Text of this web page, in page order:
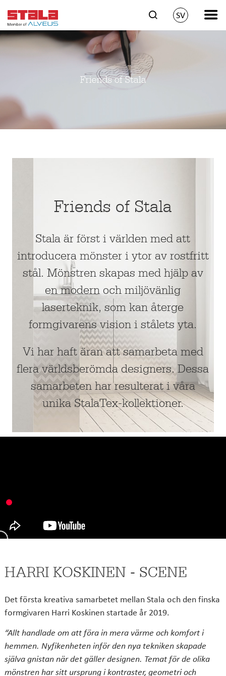
SV
Friends of Stala
Stala är först i världen med att
introducera mönster i ytor av rostfritt
stål. Mönstren skapas med hjälp av
en modern och miljövänlig
laserteknik, som kan återge
formgivarens vision i stålets yta.
Vi har haft äran att samarbeta med
flera världsberömda designers. Dessa
samarbeten har resulterat i våra
unika StalaTex-kollektioner.
HARRI KOSKINEN - SCENE
Det första kreativa samarbetet mellan Stala och den finska
formgivaren Harri Koskinen startade år 2019.
“Allt handlade om att föra in mera värme och komfort i
hemmen. Nyfikenheten inför den nya tekniken skapade
själva gnistan när det gäller designen. Temat för de olika
mönstren har sitt ursprung i kontraster, geometri och